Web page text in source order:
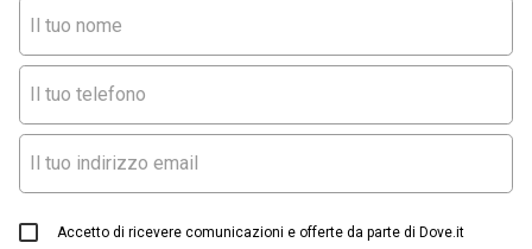
Accetto di ricevere comunicazioni e offerte da parte di Dove.it